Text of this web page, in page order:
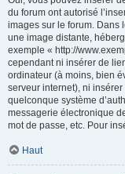
du forum ont autorisé
images sur le forum. Dans
une image distante,
exemple « http://
cependant ni insérer de
ordinateur (à moins, bien
serveur internet), ni
quelconque système
messagerie électronique
mot de passe, etc. Pour
Haut